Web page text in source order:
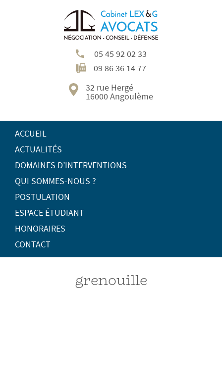
05 45 92 02 33
09 86 36 14 77
32 rue Hergé
16000 Angoulème
ACCUEIL
ACTUALITÉS
DOMAINES D’INTERVENTIONS
QUI SOMMES-NOUS ?
POSTULATION
ESPACE ÉTUDIANT
HONORAIRES
CONTACT
grenouille